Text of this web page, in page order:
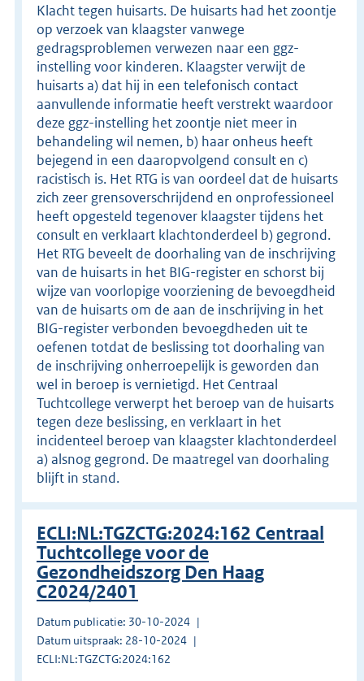
Klacht tegen huisarts. De huisarts had het zoontje
op verzoek van klaagster vanwege
gedragsproblemen verwezen naar een ggz-
instelling voor kinderen. Klaagster verwijt de
huisarts a) dat hij in een telefonisch contact
aanvullende informatie heeft verstrekt waardoor
deze ggz-instelling het zoontje niet meer in
behandeling wil nemen, b) haar onheus heeft
bejegend in een daaropvolgend consult en c)
racistisch is. Het RTG is van oordeel dat de huisarts
zich zeer grensoverschrijdend en onprofessioneel
heeft opgesteld tegenover klaagster tijdens het
consult en verklaart klachtonderdeel b) gegrond.
Het RTG beveelt de doorhaling van de inschrijving
van de huisarts in het BIG-register en schorst bij
wijze van voorlopige voorziening de bevoegdheid
van de huisarts om de aan de inschrijving in het
BIG-register verbonden bevoegdheden uit te
oefenen totdat de beslissing tot doorhaling van
de inschrijving onherroepelijk is geworden dan
wel in beroep is vernietigd. Het Centraal
Tuchtcollege verwerpt het beroep van de huisarts
tegen deze beslissing, en verklaart in het
incidenteel beroep van klaagster klachtonderdeel
a) alsnog gegrond. De maatregel van doorhaling
blijft in stand.
ECLI:NL:TGZCTG:2024:162 Centraal
Tuchtcollege voor de
Gezondheidszorg Den Haag
C2024/2401
Datum publicatie: 30-10-2024
Datum uitspraak: 28-10-2024
ECLI:NL:TGZCTG:2024:162